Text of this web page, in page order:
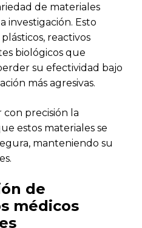
de materiales
investigación. Esto
reactivos
biológicos que
su efectividad bajo
más agresivas.
con precisión la
estos materiales se
manteniendo su
de
médicos